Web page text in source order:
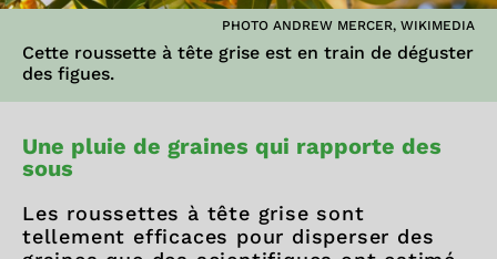
PHOTO ANDREW MERCER, WIKIMEDIA
Cette roussette à tête grise est en train de déguster
des figues.
Une pluie de graines qui rapporte des
sous
Les roussettes à tête grise sont
tellement efficaces pour disperser des